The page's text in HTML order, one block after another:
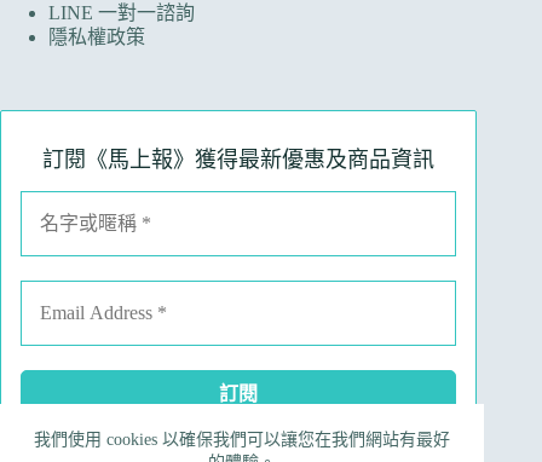
我們使用 cookies 以確保我們可以讓您在我們網站有最好
LINE 一對一諮詢
隱私權政策
訂閱《馬上報》獲得最新優惠及商品資訊
Facebook Instagram Line 電子郵件